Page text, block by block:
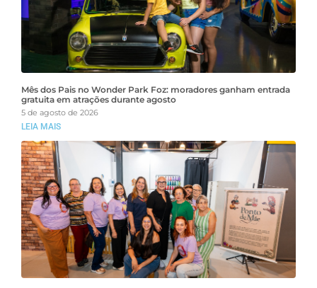
Mês dos Pais no Wonder Park Foz: moradores ganham entrada
gratuita em atrações durante agosto
5 de agosto de 2026
LEIA MAIS